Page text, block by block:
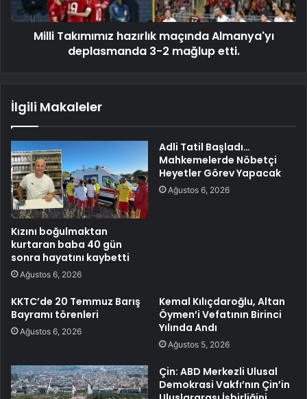
Milli Takımımız hazırlık maçında Almanya'yı
deplasmanda 3-2 mağlup etti.
İlgili Makaleler
Kızını boğulmaktan
kurtaran baba 40 gün
sonra hayatını kaybetti
Ağustos 6, 2026
Adli Tatil Başladı…
Mahkemelerde Nöbetçi
Heyetler Görev Yapacak
Ağustos 6, 2026
KKTC’de 20 Temmuz Barış
Bayramı törenleri
Ağustos 6, 2026
Kemal Kılıçdaroğlu, Altan
Öymen’i Vefatının Birinci
Yılında Andı
Ağustos 5, 2026
Çin: ABD Merkezli Ulusal
Demokrasi Vakfı’nın Çin’in